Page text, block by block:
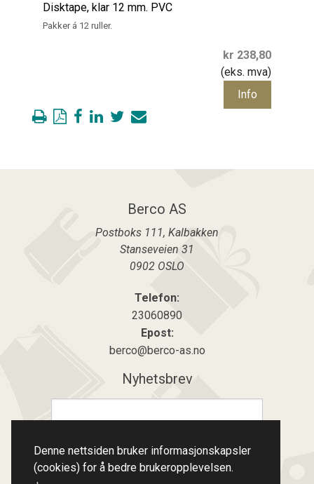
Denne nettsiden bruker informasjonskapsler
(cookies) for å bedre brukeropplevelsen.
Disktape, klar 12 mm. PVC
Pakker á 12 ruller.
kr 238,80
(eks. mva)
Info
Berco AS
Postboks 111, Kalbakken
Stanseveien 31
0902 OSLO
Telefon:
23060890
Epost:
berco@berco-as.no
Nyhetsbrev
Meld på
Meld av